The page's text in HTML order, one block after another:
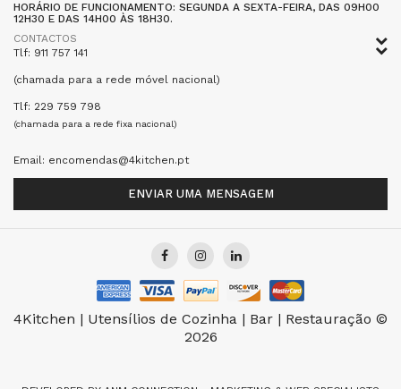
HORÁRIO DE FUNCIONAMENTO: SEGUNDA A SEXTA-FEIRA, DAS 09H00
12H30 E DAS 14H00 ÀS 18H30.
CONTACTOS
Tlf: 911 757 141
(chamada para a rede móvel nacional)
Tlf: 229 759 798
(chamada para a rede fixa nacional)
Email: encomendas@4kitchen.pt
ENVIAR UMA MENSAGEM
4Kitchen | Utensílios de Cozinha | Bar | Restauração ©
2026